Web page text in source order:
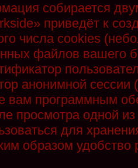
собирается
приведёт к
числа cookies
файлов вашего
анонимной
вам программным
просмотра одной
для
образом